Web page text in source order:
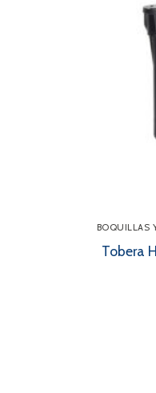
BOQUILLAS
Tobera